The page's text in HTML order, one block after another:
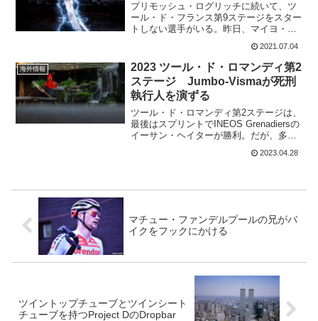
プリモッシュ・ログリッチに続いて、ツ
ール・ド・フランス第9ステージをスター
トしない選手がいる。昨日、マイヨ・ジ
ョーヌを失ったマチュー・ファンデルプ
ールだ。第2ステージでマイヨ・ジョーヌ
となってから、第8ステージまでマイヨを
キープするという離...
2021.07.04
海外情報
2023 ツール・ド・ロマンディ第2
ステージ Jumbo-Vismaが死刑
執行人を演ずる
ツール・ド・ロマンディ第2ステージは、
最後はスプリントでINEOS Grenadiersの
イーサン・ヘイターが勝利。だが、多く
のスプリンターはゴールで勝利を争うた
めに参加することさえできなかった。全
2023.04.28
マチュー・ファンデルプールの兄がバ
イクをフックにかける
ツイントップチューブとツインシート
チューブを持つProject DのDropbar